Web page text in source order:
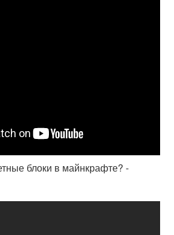
блоки в майнкрафте? -